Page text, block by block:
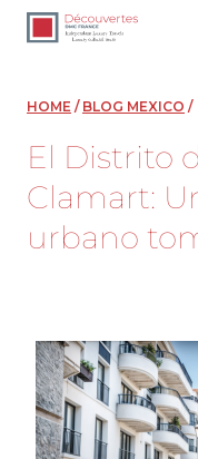
Skip
HOME / BLOG MEXICO /
El Distrito
Clamart:
urbano